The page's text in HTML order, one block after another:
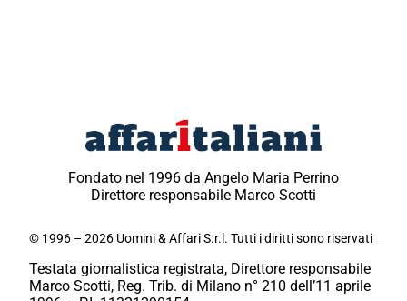
Fondato nel 1996 da Angelo Maria Perrino
Direttore responsabile Marco Scotti
© 1996 – 2026 Uomini & Affari S.r.l. Tutti i diritti sono riservati
Testata giornalistica registrata, Direttore responsabile
Marco Scotti, Reg. Trib. di Milano n° 210 dell’11 aprile